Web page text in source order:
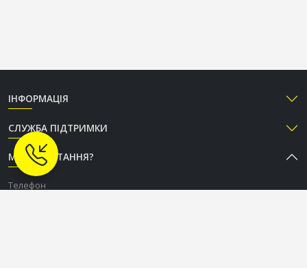
ІНФОРМАЦІЯ
СЛУЖБА ПІДТРИМКИ
МАЄТЕ ПИТАННЯ?
Телефон